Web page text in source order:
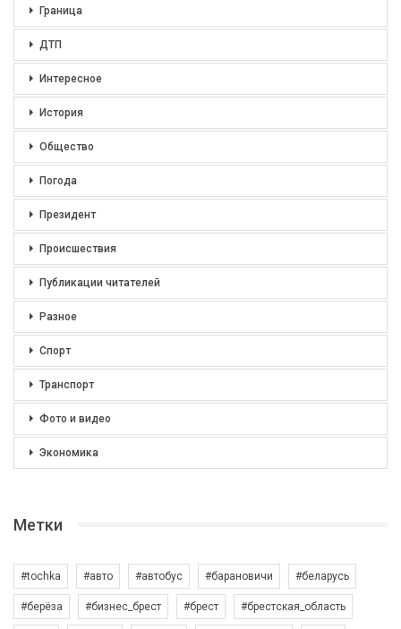
Граница
ДТП
Интересное
История
Общество
Погода
Президент
Происшествия
Публикации читателей
Разное
Спорт
Транспорт
Фото и видео
Экономика
Метки
#tochka #авто #автобус #барановичи #беларусь
#берёза #бизнес_брест #брест #брестская_область